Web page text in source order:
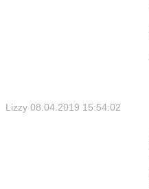
Lizzy 08.04.2019 15:54:02